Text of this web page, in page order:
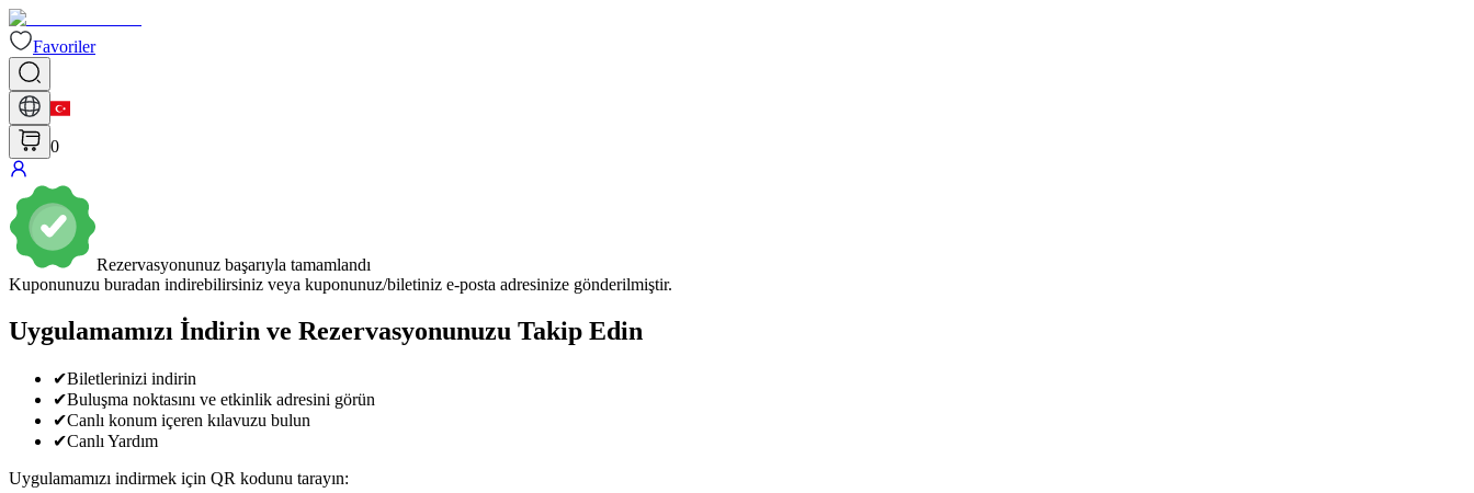
Favoriler
0
Rezervasyonunuz başarıyla tamamlandı
Kuponunuzu buradan indirebilirsiniz veya kuponunuz/biletiniz e-posta adresinize gönderilmiştir.
Uygulamamızı İndirin ve Rezervasyonunuzu Takip Edin
✔Biletlerinizi indirin
✔Buluşma noktasını ve etkinlik adresini görün
✔Canlı konum içeren kılavuzu bulun
✔Canlı Yardım
Uygulamamızı indirmek için QR kodunu tarayın: